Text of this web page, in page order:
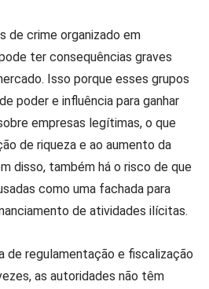
de crime organizado em
ter consequências graves
Isso porque esses grupos
poder e influência para ganhar
empresas legítimas, o que
de riqueza e ao aumento da
disso, também há o risco de que
como uma fachada para
de atividades ilícitas.
de regulamentação e fiscalização
as autoridades não têm